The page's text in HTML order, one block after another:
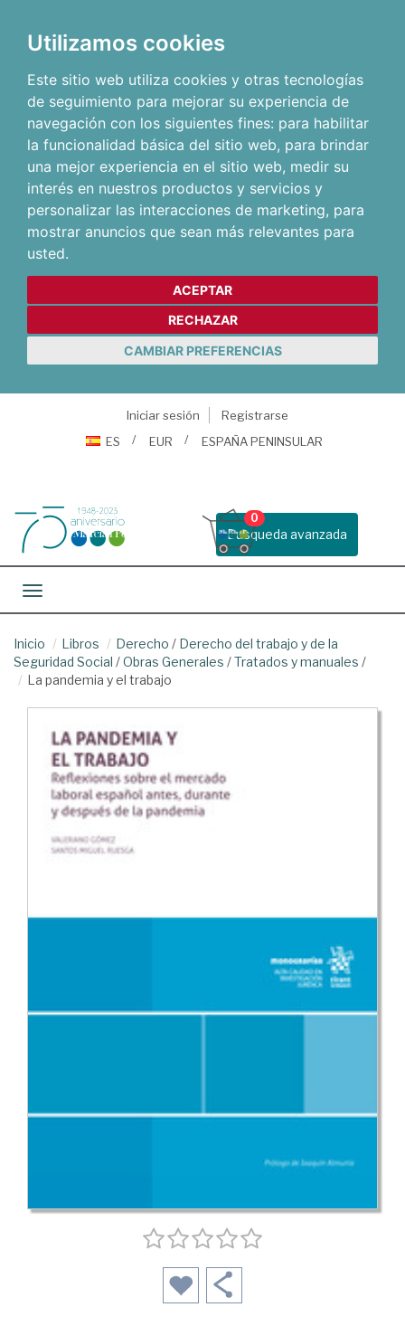
Utilizamos cookies
Este sitio web utiliza cookies y otras tecnologías
de seguimiento para mejorar su experiencia de
navegación con los siguientes fines: para habilitar
la funcionalidad básica del sitio web, para brindar
una mejor experiencia en el sitio web, medir su
interés en nuestros productos y servicios y
personalizar las interacciones de marketing, para
mostrar anuncios que sean más relevantes para
usted.
ACEPTAR
RECHAZAR
CAMBIAR PREFERENCIAS
Iniciar sesión
Registrarse
ES
EUR ESPAÑA PENINSULAR
Busqueda avanzada
0
Toggle navigation
Inicio Libros Derecho / Derecho del trabajo y de la
Seguridad Social /Obras Generales /Tratados y manuales /
La pandemia y el trabajo